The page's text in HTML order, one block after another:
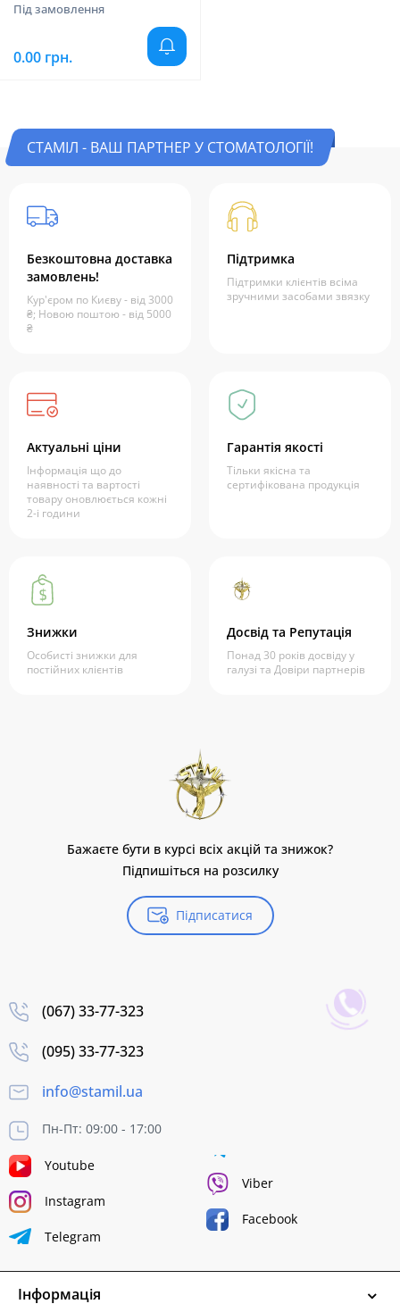
Під замовлення
0.00 грн.
СТАМІЛ - ВАШ ПАРТНЕР У СТОМАТОЛОГІЇ!
Безкоштовна доставка
замовлень!
Кур'єром по Києву - від 3000
₴; Новою поштою - від 5000
₴
Підтримка
Підтримки клієнтів всіма
зручними засобами звязку
Актуальні ціни
Інформація що до
наявності та вартості
товару оновлюється кожні
2-і години
Гарантія якості
Тільки якісна та
сертифікована продукція
Знижки
Особисті знижки для
постійних клієнтів
Досвід та Репутація
Понад 30 років досвіду у
галузі та Довіри партнерів
Бажаєте бути в курсі всіх акцій та знижок?
Підпишіться на розсилку
Підписатися
(067) 33-77-323
(095) 33-77-323
info@stamil.ua
Пн-Пт: 09:00 - 17:00
Youtube
Instagram
Telegram
Viber
Facebook
Інформація